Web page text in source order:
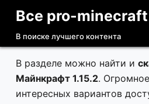
П
р
е
й
т
Все pro-minecraft
В поиске лучшего контента
В разделе можно найти и
Майнкрафт 1.15.2.
интересных вариантов